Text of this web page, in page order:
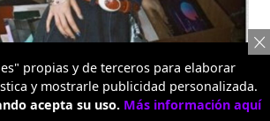
propias y de terceros para elaborar
y mostrarle publicidad personalizada.
acepta su uso. Más información aquí